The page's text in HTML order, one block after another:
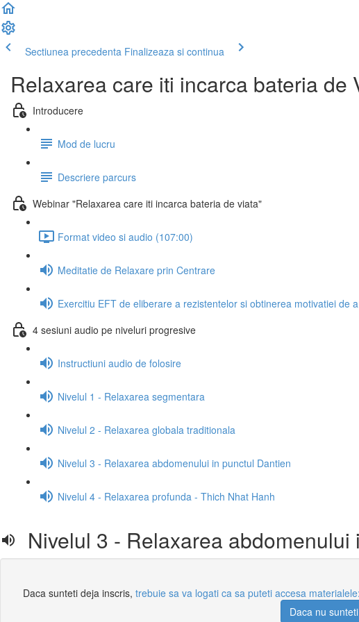
Sectiunea precedenta Finalizeaza si continua
Relaxarea care iti incarca bateria de
Introducere
Mod de lucru
Descriere parcurs
Webinar "Relaxarea care iti incarca bateria de viata"
Format video si audio (107:00)
Meditatie de Relaxare prin Centrare
Exercitiu EFT de eliberare a rezistentelor si obtinerea motivatiei de
4 sesiuni audio pe niveluri progresive
Instructiuni audio de folosire
Nivelul 1 - Relaxarea segmentara
Nivelul 2 - Relaxarea globala traditionala
Nivelul 3 - Relaxarea abdomenului in punctul Dantien
Nivelul 4 - Relaxarea profunda - Thich Nhat Hanh
Nivelul 3 - Relaxarea abdomenului
Daca sunteti deja inscris, trebuie sa va logati ca sa puteti accesa
Daca nu